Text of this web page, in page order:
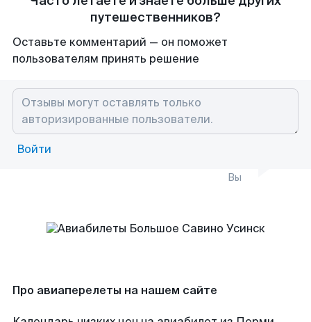
путешественников?
Оставьте комментарий — он поможет
пользователям принять решение
Войти
Вы
Про авиаперелеты на нашем сайте